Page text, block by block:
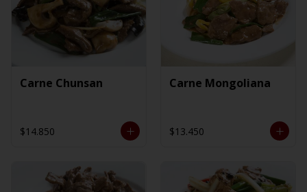
Carne Chunsan
$14.850
Carne Mongoliana
$13.450